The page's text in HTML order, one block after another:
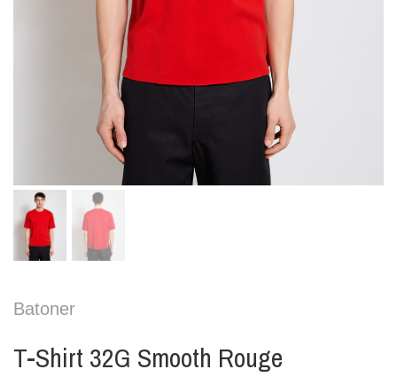
Batoner
T-Shirt 32G Smooth Rouge